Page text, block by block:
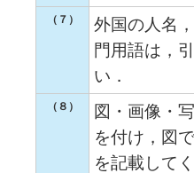
（７）
外国の人名
門用語は，
い．
（８）
図・画像・
を付け，図
を記載して